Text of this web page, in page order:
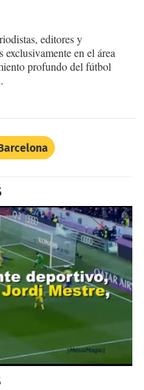
editores y
exclusivamente en el área
profundo del fútbol